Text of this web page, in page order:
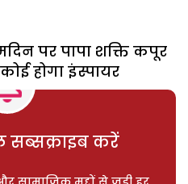
पर पापा शक्ति कपूर
होगा इंस्पायर
सब्सक्राइब करें